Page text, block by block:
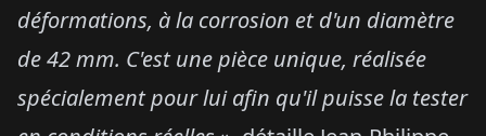
déformations, à la corrosion et d'un diamètre
de 42 mm. C'est une pièce unique, réalisée
spécialement pour lui afin qu'il puisse la tester